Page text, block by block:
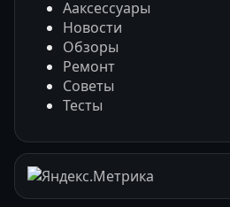
Ааксессуары
Новости
Обзоры
Ремонт
Советы
Тесты